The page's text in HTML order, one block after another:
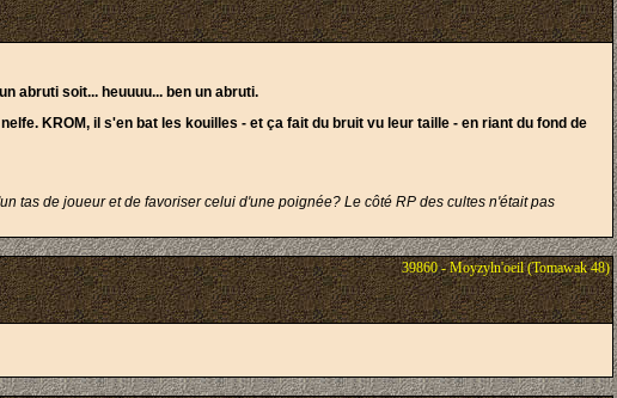
abruti soit... heuuuu... ben un abruti.
KROM, il s'en bat les kouilles - et ça fait du bruit vu leur taille - en riant du fond de
tas de joueur et de favoriser celui d'une poignée? Le côté RP des cultes n'était pas
39860 - Moyzyln'oeil (Tomawak 48)